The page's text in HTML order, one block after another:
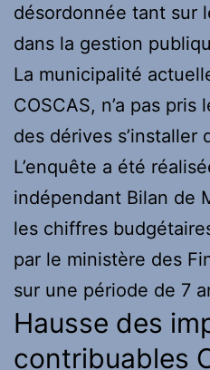
désordonnée tant sur
dans la gestion
La municipalité
COSCAS, n’a pas
des dérives s’installer
L’enquête a été
indépendant Bilan de
les chiffres
par le ministère des
sur une période de 7
Hausse des
contribuables